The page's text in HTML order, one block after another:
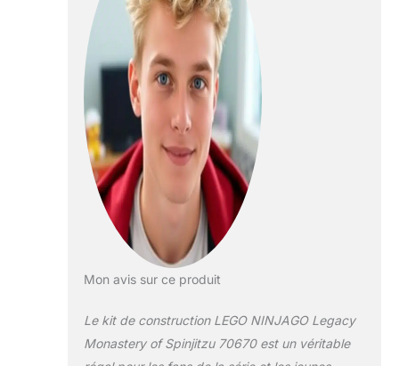
Mon avis sur ce produit
Le kit de construction LEGO NINJAGO Legacy
Monastery of Spinjitzu 70670 est un véritable